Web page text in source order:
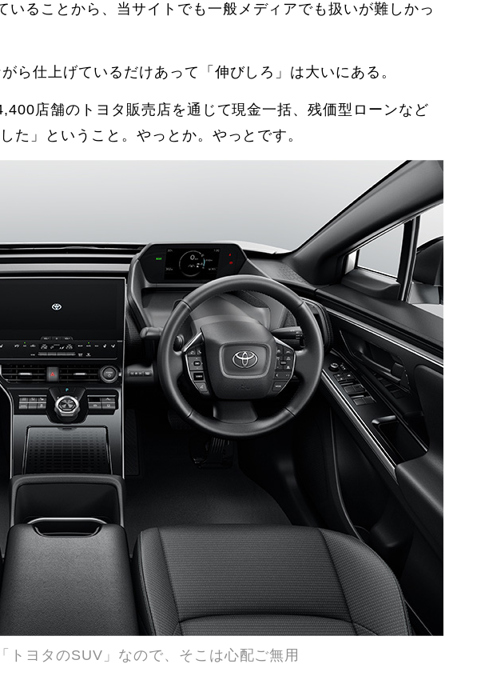
ることから、当サイトでも一般メディアでも扱いが難しかっ
ら仕上げているだけあって「伸びしろ」は大いにある。
店舗のトヨタ販売店を通じて現金一括、残価型ローンなど
た」ということ。やっとか。やっとです。
ヨタのSUV」なので、そこは心配ご無用